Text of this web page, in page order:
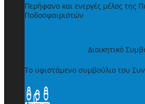
Περήφανο και ενεργές μέλος της
Ποδοσφαιριστών
Διοικητικό
Το υφιστάμενο συμβούλιο του